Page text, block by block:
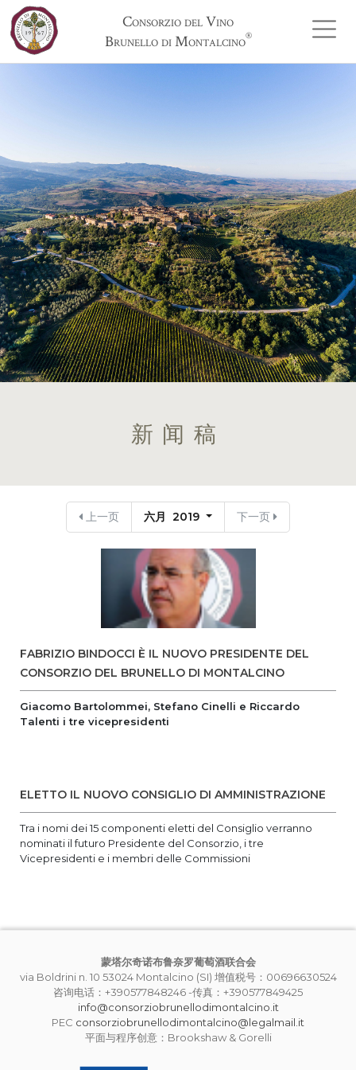
Consorzio del Vino
Brunello di Montalcino®
新闻稿
上一页 六月 2019 下一页
FABRIZIO BINDOCCI È IL NUOVO PRESIDENTE DEL
CONSORZIO DEL BRUNELLO DI MONTALCINO
Giacomo Bartolommei, Stefano Cinelli e Riccardo
Talenti i tre vicepresidenti
ELETTO IL NUOVO CONSIGLIO DI AMMINISTRAZIONE
Tra i nomi dei 15 componenti eletti del Consiglio verranno
nominati il futuro Presidente del Consorzio, i tre
Vicepresidenti e i membri delle Commissioni
蒙塔尔奇诺布鲁奈罗葡萄酒联合会
via Boldrini n. 10 53024 Montalcino (SI) 增值税号：00696630524
咨询电话：+390577848246 -传真：+390577849425
info@consorziobrunellodimontalcino.it
PEC consorziobrunellodimontalcino@legalmail.it
平面与程序创意：Brookshaw & Gorelli